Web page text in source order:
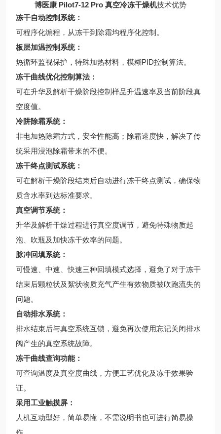
博医康 Pilot7-12 Pro 真空冷冻干燥机技术优势
冻干自动控制系统：
可程序化编程，从冻干到除霜均程序化控制。
板层加温控制系统：
热循环监视保护，特殊加热材料，模糊PID控制算法。
冻干曲线优化控制算法：
可在升华及解析干燥阶段控制样品升温速率及当前阶段真
空度值。
冷阱除霜系统：
非电加热除霜方式，安全性能高；除霜速度快，解决了传
统采用浸泡除霜带来的不便。
冻干终点测试系统：
可在解析干燥阶段结束后自动进行冻干终点测试，确保物
质含水率到达标准要求。
真空调节系统：
升华及解析干燥过程进行真空度调节，避免特殊物质起
泡、吹瓶及加快冻干效率的问题。
脉冲回填系统：
可慢速、中速、快速三种回填模式选择，避免了对于冻干
结束后颗粒状及絮状物质充气产生有效物质被吹跑流失的
问题。
自动排水系统：
排水结束后与真空系统互锁，避免再次使用忘记关闭排水
阀产生的真空系统故障。
冻干曲线查询功能：
可查询温度及真空度曲线，方便工艺优化及冻干效果验
证。
采用工业触摸屏：
人机互动型好，简单易懂，不需说明书也可进行简易操
作。